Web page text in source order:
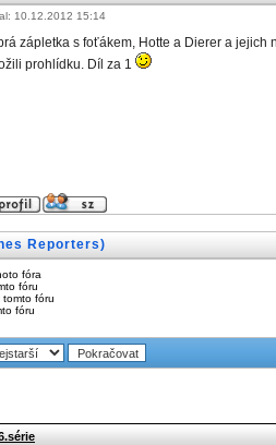
10.12.2012 15:14
zápletka s foťákem, Hotte a Dierer a
prohlídku. Díl za 1
Reporters)
fóra
fóru
fóru
fóru